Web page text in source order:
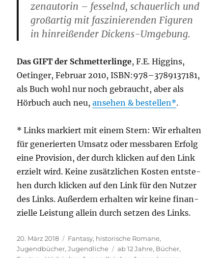
zen­au­to­rin – fes­selnd, schau­er­lich und
groß­ar­tig mit fas­zi­nie­ren­den Figu­ren
in hin­rei­ßen­der Dickens-Umgebung.
Das GIFT der Schmet­ter­lin­ge, F.E. Hig­gins,
Oeting­er, Febru­ar 2010, ISBN:978–3789137181,
als Buch wohl nur noch gebraucht, aber als
Hör­buch auch neu,anse­hen & bestel­len .
* Links mar­kiert mit einem Stern: Wir erhal­ten
für gene­rier­ten Umsatz oder mess­ba­ren Erfolg
eine Pro­vi­si­on, der durch kli­cken auf den Link
erzielt wird. Kei­ne zusätz­li­chen Kos­ten ent­ste­
hen durch kli­cken auf den Link für den Nut­zer
des Links. Außer­dem erhal­ten wir kei­ne finan­
zi­el­le Leis­tung allein durch set­zen des Links.
Veröffentlicht
am
20. März 2018 Kategorien
Fantasy, historische Romane,
Jugendbücher,Jugendliche Schlagwörter
ab 12 Jahre, Bücher,